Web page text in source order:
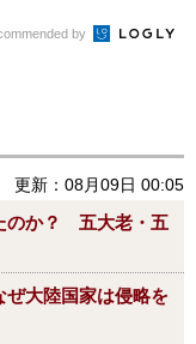
by
更新：08月09日 00:05
のか？ 五大老・五
ぜ大陸国家は侵略を